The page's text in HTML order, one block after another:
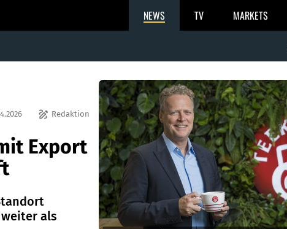
NEWS TV MARKETS
draw Redaktion
Export
als